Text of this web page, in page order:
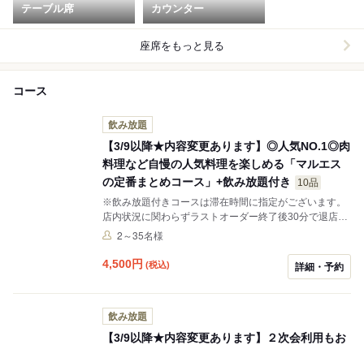
テーブル席 カウンター
座席をもっと見る
コース
飲み放題
【3/9以降★内容変更あります】◎人気NO.1◎肉
料理など自慢の人気料理を楽しめる「マルエス
の定番まとめコース」+飲み放題付き
10品
※飲み放題付きコースは滞在時間に指定がございます。
店内状況に関わらずラストオーダー終了後30分で退店と
なります。 当店の魅力を満喫できるおすすめコースがこ
の仕入れで内容が変わる「肉さし盛り合わせ」など全１
０品！初めてご来店のお客様にもおすすめです。
2～35名様
4,500円 (税込) 詳細・予約
飲み放題
【3/9以降★内容変更あります】２次会利用もお